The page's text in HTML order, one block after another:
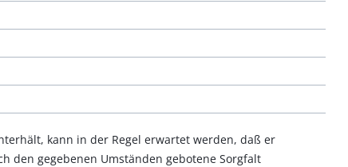
kann in der Regel erwartet werden, daß er
den gegebenen Umständen gebotene Sorgfalt